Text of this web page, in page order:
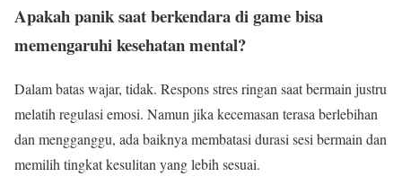
Apakah panik saat berkendara di game bisa
memengaruhi kesehatan mental?
Dalam batas wajar, tidak. Respons stres ringan saat bermain justru
melatih regulasi emosi. Namun jika kecemasan terasa berlebihan
dan mengganggu, ada baiknya membatasi durasi sesi bermain dan
memilih tingkat kesulitan yang lebih sesuai.